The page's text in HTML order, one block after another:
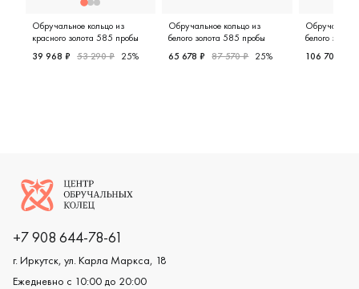
Обручальное кольцо из
красного золота 585 пробы
39 968 ₽ 53 290 ₽ 25%
Обручальное кольцо из
белого золота 585 пробы
65 678 ₽ 87 570 ₽ 25%
белого
106 704 ₽
Логотип компании
+7 908 644-78-61
г. Иркутск, ул. Карла Маркса, 18
Ежедневно с 10:00 до 20:00